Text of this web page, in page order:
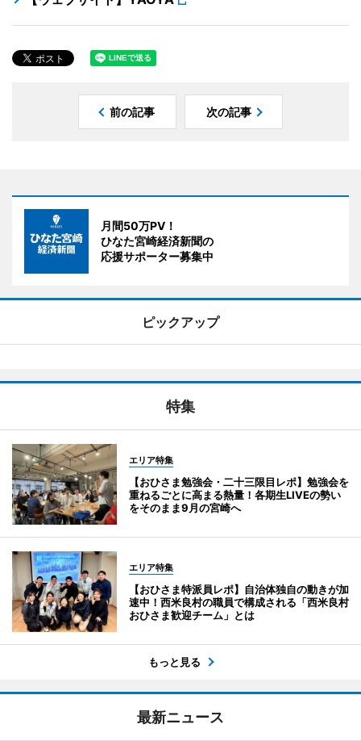
前の記事 次の記事
月間50万PV！
ひなた宮崎経済新聞の
応援サポーター募集中
ピックアップ
特集
エリア特集
【おひさま勉強会・二十三限目レポ】勉強会を
重ねるごとに高まる熱量！各期生LIVEの勢い
をそのまま9月の宮崎へ
エリア特集
【おひさま特派員レポ】自治体独自の動きが加
速中！西米良村の職員で構成される「西米良村
おひさま歓迎チーム」とは
もっと見る
最新ニュース